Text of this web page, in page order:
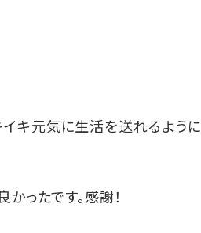
キ元気に生活を送れるように
ったです。感謝！